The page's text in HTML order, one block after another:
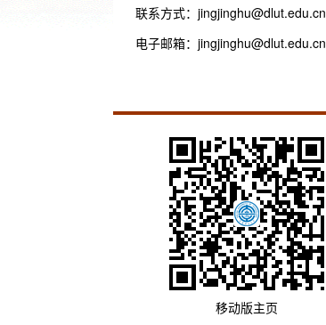
联系方式： jingjinghu@dlut.edu.cn
电子邮箱： jingjinghu@dlut.edu.cn
移动版主页